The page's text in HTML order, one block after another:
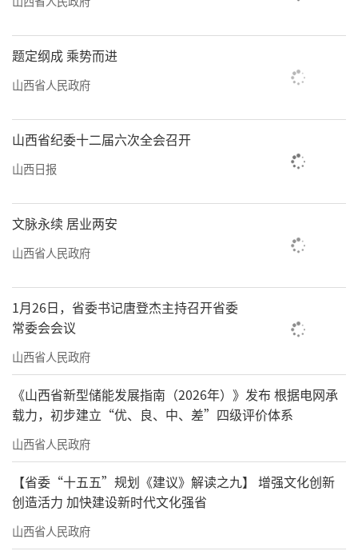
题定纲成 乘势而进
山西省人民政府
山西省纪委十二届六次全会召开
山西日报
文脉永续 居业两安
山西省人民政府
1月26日，省委书记唐登杰主持召开省委
常委会会议
山西省人民政府
《山西省新型储能发展指南（2026年）》发布 根据电网承
载力，初步建立“优、良、中、差”四级评价体系
山西省人民政府
【省委“十五五”规划《建议》解读之九】 增强文化创新
创造活力 加快建设新时代文化强省
山西省人民政府